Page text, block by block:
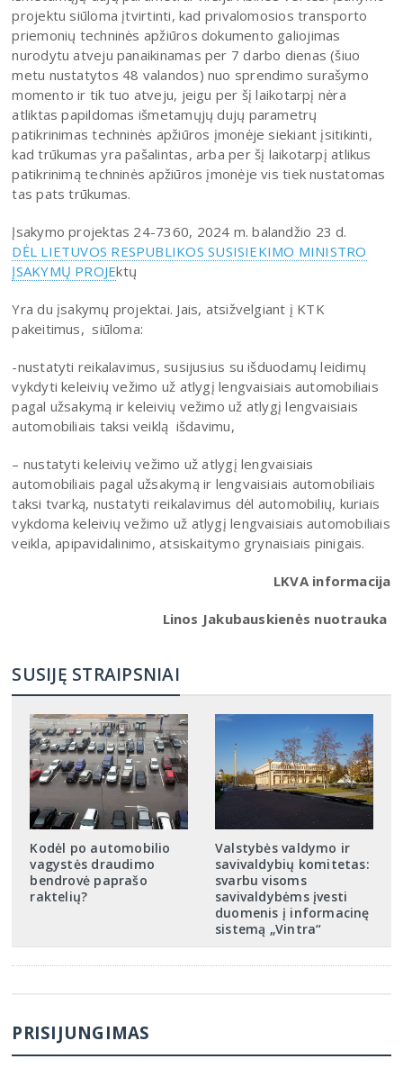
projektu siūloma įtvirtinti, kad privalomosios transporto
priemonių techninės apžiūros dokumento galiojimas
nurodytu atveju panaikinamas per 7 darbo dienas (šiuo
metu nustatytos 48 valandos) nuo sprendimo surašymo
momento ir tik tuo atveju, jeigu per šį laikotarpį nėra
atliktas papildomas išmetamųjų dujų parametrų
patikrinimas techninės apžiūros įmonėje siekiant įsitikinti,
kad trūkumas yra pašalintas, arba per šį laikotarpį atlikus
patikrinimą techninės apžiūros įmonėje vis tiek nustatomas
tas pats trūkumas.
Įsakymo projektas 24-7360, 2024 m. balandžio 23 d.
DĖL LIETUVOS RESPUBLIKOS SUSISIEKIMO MINISTRO
ĮSAKYMŲ PROJEktų
Yra du įsakymų projektai. Jais, atsižvelgiant į KTK
pakeitimus, siūloma:
-nustatyti reikalavimus, susijusius su išduodamų leidimų
vykdyti keleivių vežimo už atlygį lengvaisiais automobiliais
pagal užsakymą ir keleivių vežimo už atlygį lengvaisiais
automobiliais taksi veiklą išdavimu,
– nustatyti keleivių vežimo už atlygį lengvaisiais
automobiliais pagal užsakymą ir lengvaisiais automobiliais
taksi tvarką, nustatyti reikalavimus dėl automobilių, kuriais
vykdoma keleivių vežimo už atlygį lengvaisiais automobiliais
veikla, apipavidalinimo, atsiskaitymo grynaisiais pinigais.
LKVA informacija
Linos Jakubauskienės nuotrauka
SUSIJĘ STRAIPSNIAI
Kodėl po automobilio
vagystės draudimo
bendrovė paprašo
raktelių?
Valstybės valdymo ir
savivaldybių komitetas:
svarbu visoms
savivaldybėms įvesti
duomenis į informacinę
sistemą „Vintra“
PRISIJUNGIMAS